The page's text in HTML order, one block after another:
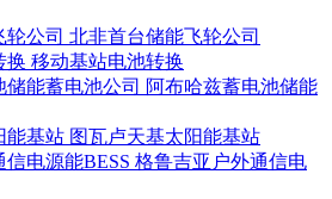
北非首台储能飞轮公司
移动基站电池转换
阿布哈兹蓄电池储能
图瓦卢天基太阳能基站
格鲁吉亚户外通信电